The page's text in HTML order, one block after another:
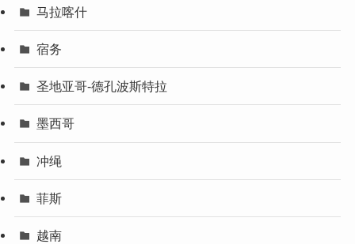
马拉喀什
宿务
圣地亚哥-德孔波斯特拉
墨西哥
冲绳
菲斯
越南